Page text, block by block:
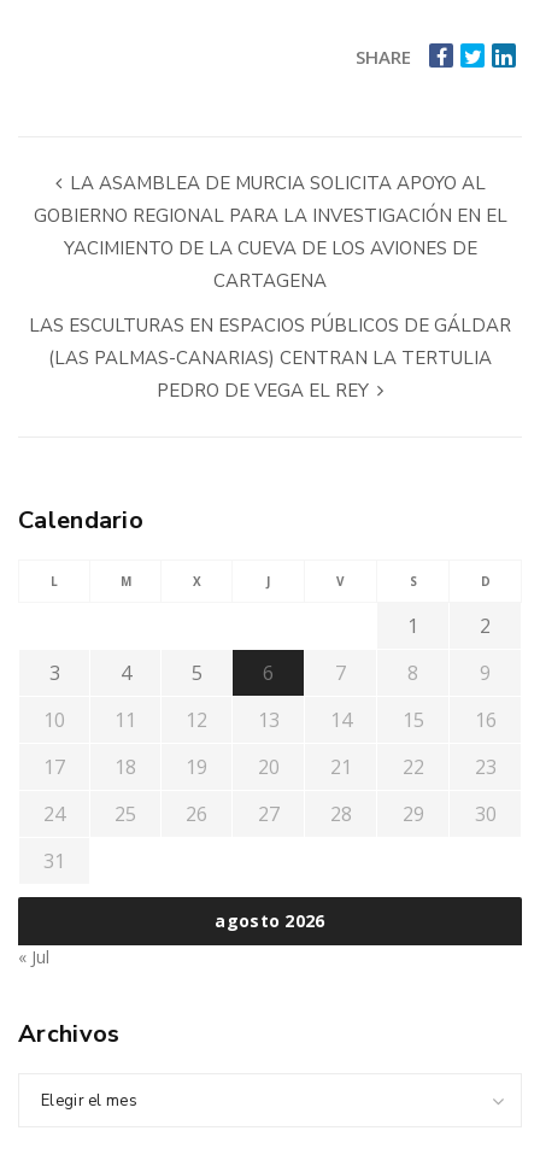
SHARE
LA ASAMBLEA DE MURCIA SOLICITA APOYO AL
GOBIERNO REGIONAL PARA LA INVESTIGACIÓN EN EL
YACIMIENTO DE LA CUEVA DE LOS AVIONES DE
CARTAGENA
LAS ESCULTURAS EN ESPACIOS PÚBLICOS DE GÁLDAR
(LAS PALMAS-CANARIAS) CENTRAN LA TERTULIA
PEDRO DE VEGA EL REY
Calendario
agosto 2026
L M X J V S D
1
2
3
4 5 6 7 8
9
10
11 12 13 14 15
16
17
18 19 20 21 22
23
24
25 26 27 28 29
30
31
« Jul
Archivos
Elegir el mes